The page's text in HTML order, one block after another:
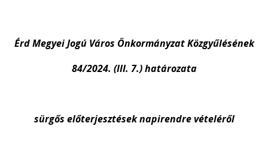
Érd Megyei Jogú Város Önkormányzat Közgyűlésének
84/2024. (III. 7.) határozata
sürgős előterjesztések napirendre vételéről